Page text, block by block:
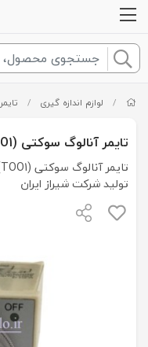
/ لوازم اندازه گیری / تایمر
تایمر آنالوگ سوکتی (TOO1) ثانیه 6،30،60 (C.P.I.G)
تولید شرکت شیراز ایران